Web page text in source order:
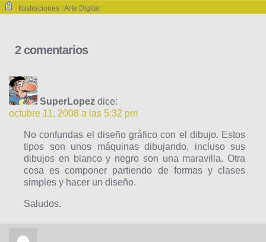
Ilustraciones | Arte Digital
2 comentarios
SuperLopez dice:
octubre 11, 2008 a las 5:32 pm
No confundas el diseño gráfico con el dibujo. Estos
tipos son unos máquinas dibujando, incluso sus
dibujos en blanco y negro son una maravilla. Otra
cosa es componer partiendo de formas y clases
simples y hacer un diseño.
Saludos.